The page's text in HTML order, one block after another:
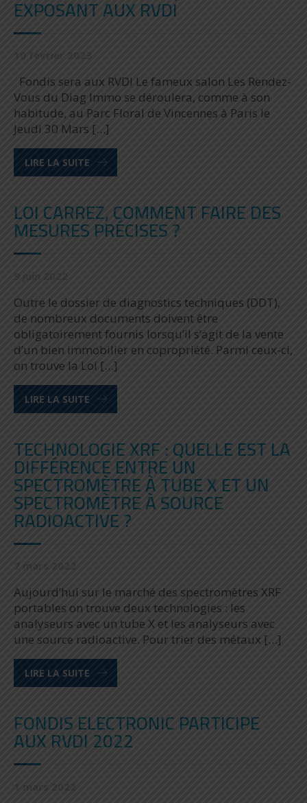
EXPOSANT AUX RVDI
Fondis sera aux RVDI Le fameux salon Les Rendez-
Vous du Diag Immo se déroulera, comme à son
habitude, au Parc Floral de Vincennes à Paris le
Jeudi 30 Mars […]
LIRE LA SUITE
LOI CARREZ, COMMENT FAIRE DES
MESURES PRÉCISES ?
Outre le dossier de diagnostics techniques (DDT),
de nombreux documents doivent être
obligatoirement fournis lorsqu’il s’agit de la vente
d’un bien immobilier en copropriété. Parmi ceux-ci,
on trouve la Loi […]
LIRE LA SUITE
TECHNOLOGIE XRF : QUELLE EST LA
DIFFÉRENCE ENTRE UN
SPECTROMÈTRE À TUBE X ET UN
SPECTROMÈTRE À SOURCE
RADIOACTIVE ?
Aujourd’hui sur le marché des spectromètres XRF
portables on trouve deux technologies : les
analyseurs avec un tube X et les analyseurs avec
une source radioactive. Pour trier des métaux […]
LIRE LA SUITE
FONDIS ELECTRONIC PARTICIPE
AUX RVDI 2022